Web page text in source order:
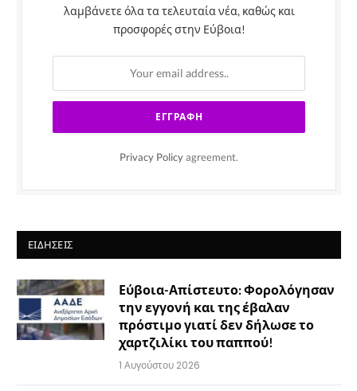
λαμβάνετε όλα τα τελευταία νέα, καθώς και
προσφορές στην Εύβοια!
Privacy Policy agreement.
ΕΙΔΉΣΕΙΣ
Εύβοια-Απίστευτο: Φορολόγησαν
την εγγονή και της έβαλαν
πρόστιμο γιατί δεν δήλωσε το
χαρτζιλίκι του παππού!
1 Αυγούστου 2026